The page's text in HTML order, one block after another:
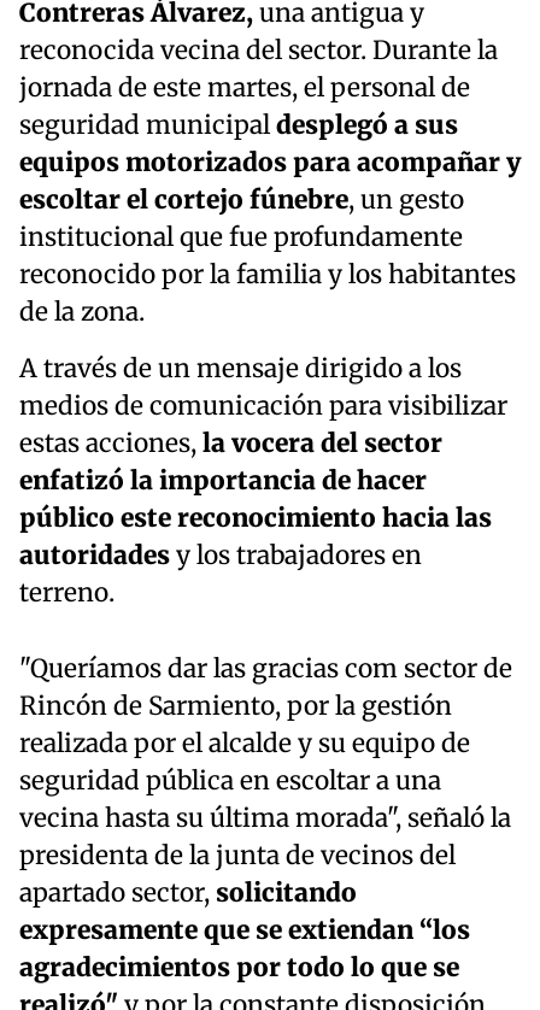
Contreras Álvarez,una antigua y
reconocida vecina del sector. Durante la
jornada de este martes, el personal de
seguridad municipaldesplegó a sus
equipos motorizados para acompañar y
escoltar el cortejo fúnebre, un gesto
institucional que fue profundamente
reconocido por la familia y los habitantes
de la zona.
A través de un mensaje dirigido a los
medios de comunicación para visibilizar
estas acciones,la vocera del sector
enfatizó la importancia de hacer
público este reconocimiento hacia las
autoridadesy los trabajadores en
terreno.
"Queríamos dar las gracias com sector de
Rincón de Sarmiento, por la gestión
realizada por el alcalde y su equipo de
seguridad pública en escoltar a una
vecina hasta su última morada", señaló la
presidenta de la junta de vecinos del
apartado sector, solicitando
expresamente que se extiendan “los
agradecimientos por todo lo que se